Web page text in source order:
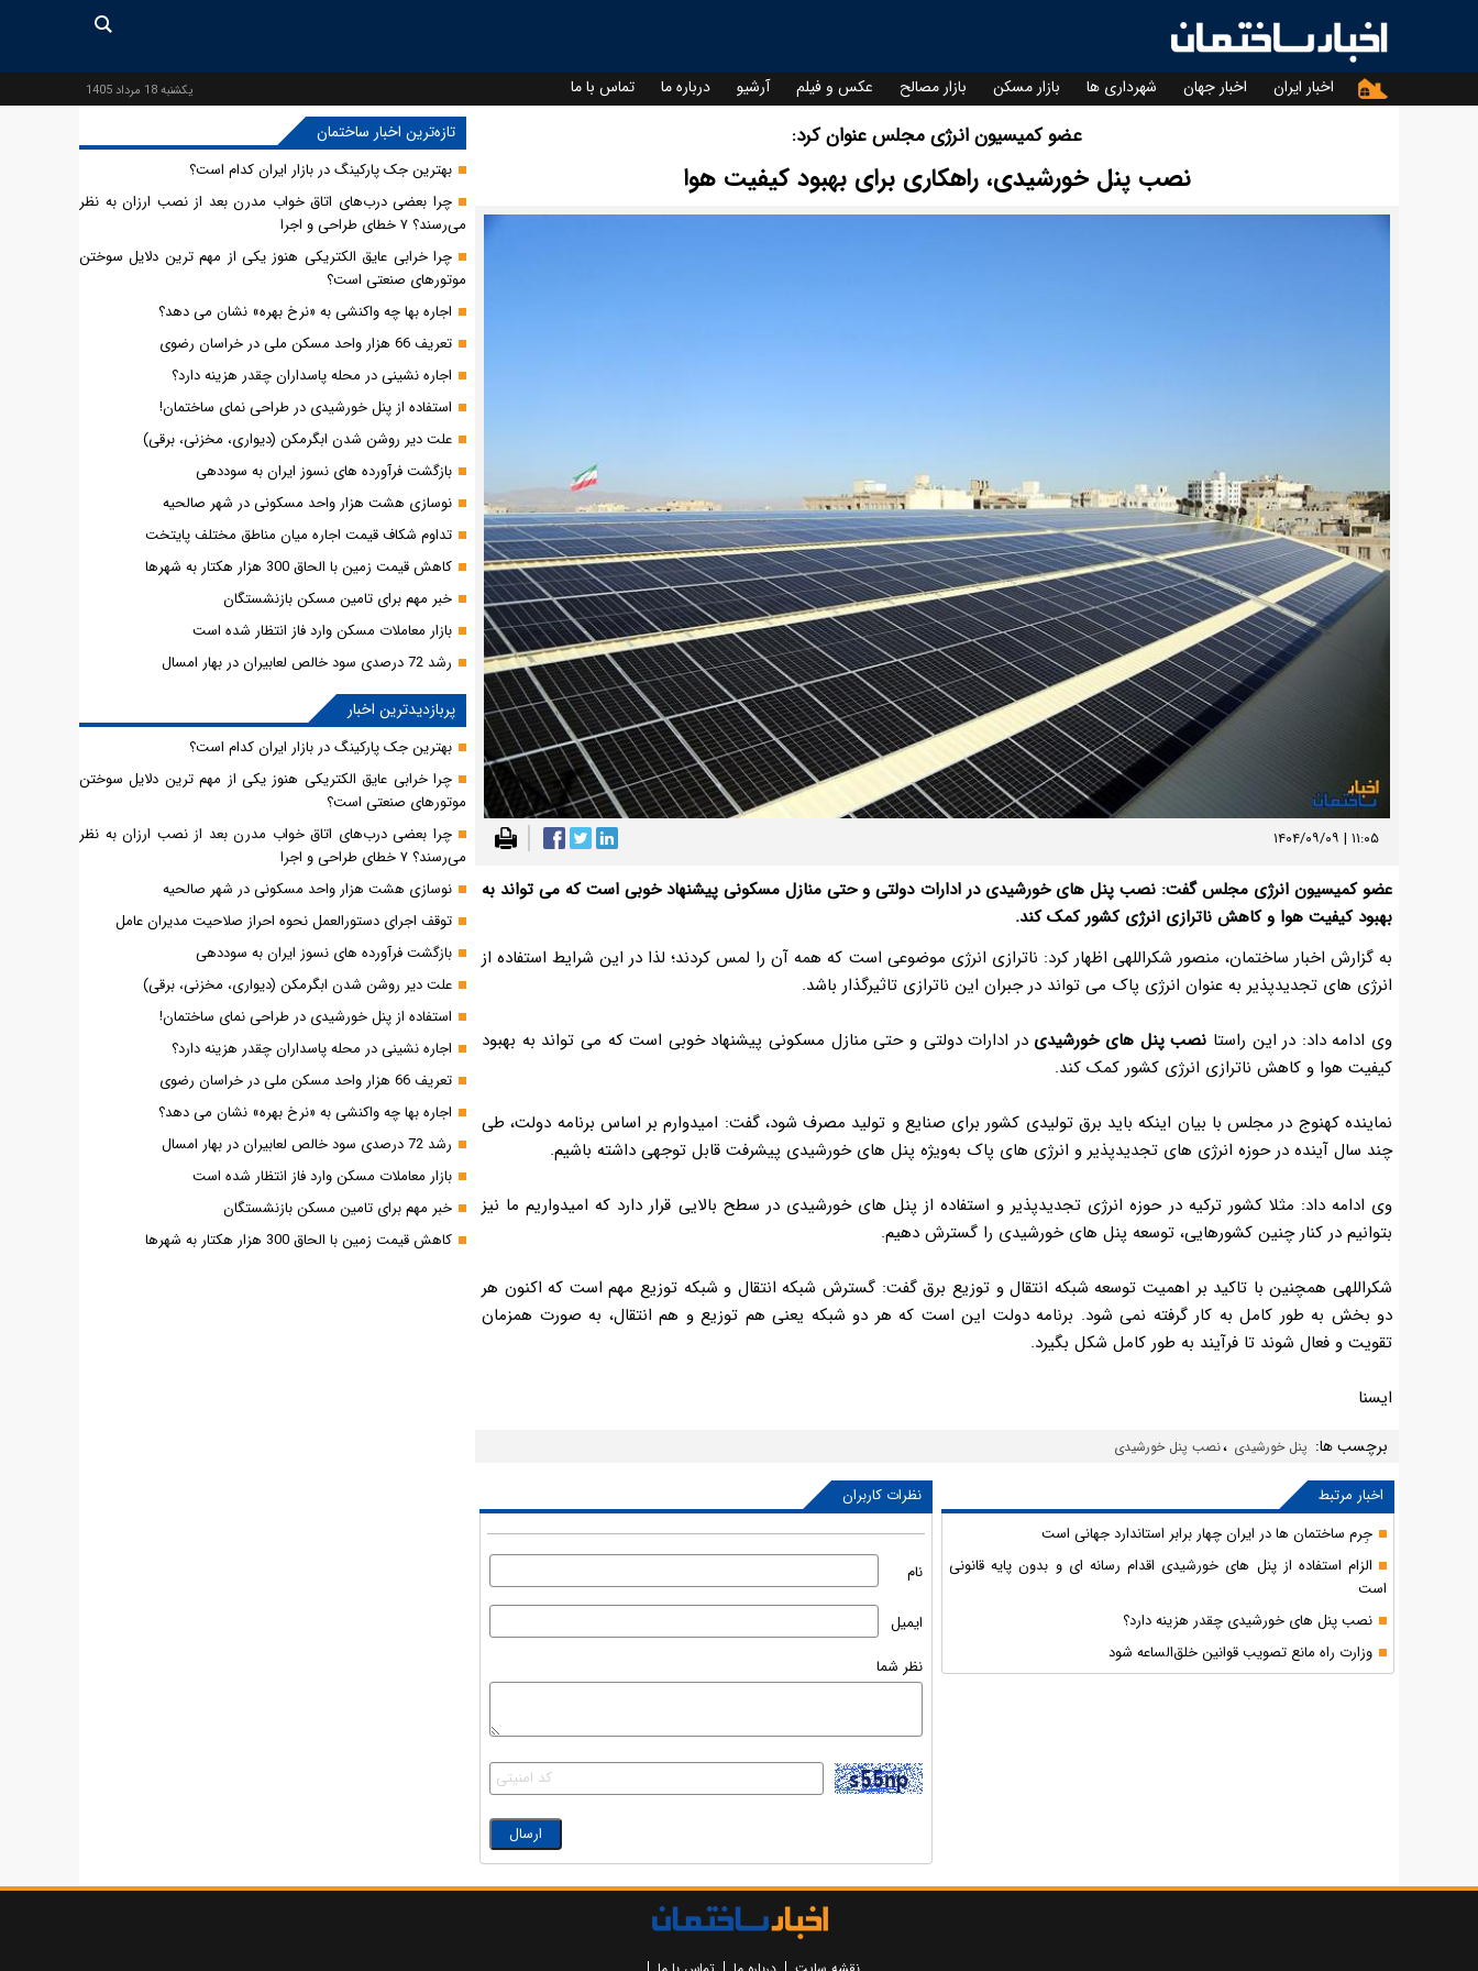
اخبار ایران اخبار جهان شهرداری ها بازار مسکن بازار مصالح عکس و فیلم آرشیو درباره ما تماس با ما يكشنبه 18 مرداد 1405
عضو کمیسیون انرژی مجلس عنوان کرد:
نصب پنل خورشیدی، راهکاری برای بهبود کیفیت هوا
۱۱:۰۵ | ۱۴۰۴/۰۹/۰۹
عضو کمیسیون انرژی مجلس گفت: نصب پنل های خورشیدی در ادارات دولتی و حتی منازل مسکونی پیشنهاد خوبی است که می تواند به
بهبود کیفیت هوا و کاهش ناترازی انرژی کشور کمک کند.
به گزارش اخبار ساختمان، منصور شکراللهی اظهار کرد: ناترازی انرژی موضوعی است که همه آن را لمس کردند؛ لذا در این شرایط استفاده از
انرژی های تجدیدپذیر به عنوان انرژی پاک می تواند در جبران این ناترازی تاثیرگذار باشد.
وی ادامه داد: در این راستا نصب پنل های خورشیدی در ادارات دولتی و حتی منازل مسکونی پیشنهاد خوبی است که می تواند به بهبود
کیفیت هوا و کاهش ناترازی انرژی کشور کمک کند.
نماینده کهنوج در مجلس با بیان اینکه باید برق تولیدی کشور برای صنایع و تولید مصرف شود، گفت: امیدوارم بر اساس برنامه‌ دولت، طی
چند سال آینده در حوزه انرژی های تجدیدپذیر و انرژی های پاک به‌ویژه پنل های خورشیدی پیشرفت قابل توجهی داشته باشیم.
وی ادامه داد: مثلا کشور ترکیه در حوزه انرژی تجدیدپذیر و استفاده از پنل های خورشیدی در سطح بالایی قرار دارد که امیدواریم ما نیز
بتوانیم در کنار چنین کشورهایی، توسعه پنل های خورشیدی را گسترش دهیم.
شکراللهی همچنین با تاکید بر اهمیت توسعه شبکه انتقال و توزیع برق گفت: گسترش شبکه انتقال و شبکه توزیع مهم است که اکنون هر
دو بخش به طور کامل به کار گرفته نمی شود. برنامه دولت این است که هر دو شبکه یعنی هم توزیع و هم انتقال، به صورت همزمان
تقویت و فعال شوند تا فرآیند به طور کامل شکل بگیرد.
ایسنا
برچسب ها: پنل خورشیدی ،نصب پنل خورشیدی
نظرات کاربران
نام
ایمیل
نظر شما
اخبار مرتبط
جِرم ساختمان ها در ایران چهار برابر استاندارد جهانی است
الزام استفاده از پنل های خورشیدی اقدام رسانه ای و بدون پایه قانونی
است
نصب پنل های خورشیدی چقدر هزینه دارد؟
وزارت راه مانع تصویب قوانین خلق‌الساعه شود
تازه‌ترین اخبار ساختمان
بهترین جک پارکینگ در بازار ایران کدام است؟
چرا بعضی درب‌های اتاق خواب مدرن بعد از نصب ارزان به نظر
می‌رسند؟ ۷ خطای طراحی و اجرا
چرا خرابی عایق الکتریکی هنوز یکی از مهم‌ ترین دلایل سوختن
موتورهای صنعتی است؟
اجاره بها چه واکنشی به «نرخ بهره» نشان می دهد؟
تعریف 66 هزار واحد مسکن ملی در خراسان رضوی
اجاره نشینی در محله پاسداران چقدر هزینه دارد؟
استفاده از پنل خورشیدی در طراحی نمای ساختمان!
علت دیر روشن شدن ابگرمکن (دیواری، مخزنی، برقی)
بازگشت فرآورده های نسوز ایران به سوددهی
نوسازی هشت هزار واحد مسکونی در شهر صالحیه
تداوم شکاف قیمت اجاره میان مناطق مختلف پایتخت
کاهش قیمت زمین با الحاق 300 هزار هکتار به شهرها
خبر مهم برای تامین مسکن بازنشستگان
بازار معاملات مسکن وارد فاز انتظار شده است
رشد 72 درصدی سود خالص لعابیران در بهار امسال
پربازدیدترین اخبار
بهترین جک پارکینگ در بازار ایران کدام است؟
چرا خرابی عایق الکتریکی هنوز یکی از مهم‌ ترین دلایل سوختن
موتورهای صنعتی است؟
چرا بعضی درب‌های اتاق خواب مدرن بعد از نصب ارزان به نظر
می‌رسند؟ ۷ خطای طراحی و اجرا
نوسازی هشت هزار واحد مسکونی در شهر صالحیه
توقف اجرای دستورالعمل نحوه احراز صلاحیت مدیران عامل
بازگشت فرآورده های نسوز ایران به سوددهی
علت دیر روشن شدن ابگرمکن (دیواری، مخزنی، برقی)
استفاده از پنل خورشیدی در طراحی نمای ساختمان!
اجاره نشینی در محله پاسداران چقدر هزینه دارد؟
تعریف 66 هزار واحد مسکن ملی در خراسان رضوی
اجاره بها چه واکنشی به «نرخ بهره» نشان می دهد؟
رشد 72 درصدی سود خالص لعابیران در بهار امسال
بازار معاملات مسکن وارد فاز انتظار شده است
خبر مهم برای تامین مسکن بازنشستگان
کاهش قیمت زمین با الحاق 300 هزار هکتار به شهرها